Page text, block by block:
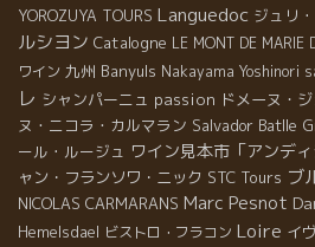
YOROZUYA TOURS Languedoc ジュリ
ルシヨン Catalogne LE MONT DE MARIE
ワイン 九州 Banyuls Nakayama Yoshinori
レ シャンパーニュ passion ドメーヌ・
ヌ・ニコラ・カルマラン Salvador Batlle
ール・ルージュ ワイン見本市「アンディ
ャン・フランソワ・ニック STC Tours ブ
NICOLAS CARMARANS Marc Pesnot
Hemelsdael ビストロ・フラコン Loire イ